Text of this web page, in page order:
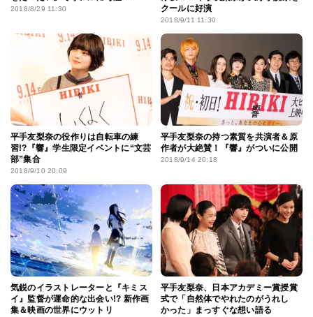
2018/8/29 11:30
クールに好演
2018/9/11 11:30
平手友梨奈の役作りは自転車の練
習!?『響』学生限定イベントに“文芸
部”集合
2018/9/10 20:09
平手友梨奈の持つ素質を共演者＆原
作者が大絶賛！『響』がついに公開
2018/9/14 20:18
気鋭のイラストレーターと『キミス
イ』監督が運命的な出会い!? 新作画
集＆映画の世界にウットリ
平手友梨奈、日本アカデミー賞授賞
式で「自然体でやれたのがうれし
かった」まっすぐな想い語る